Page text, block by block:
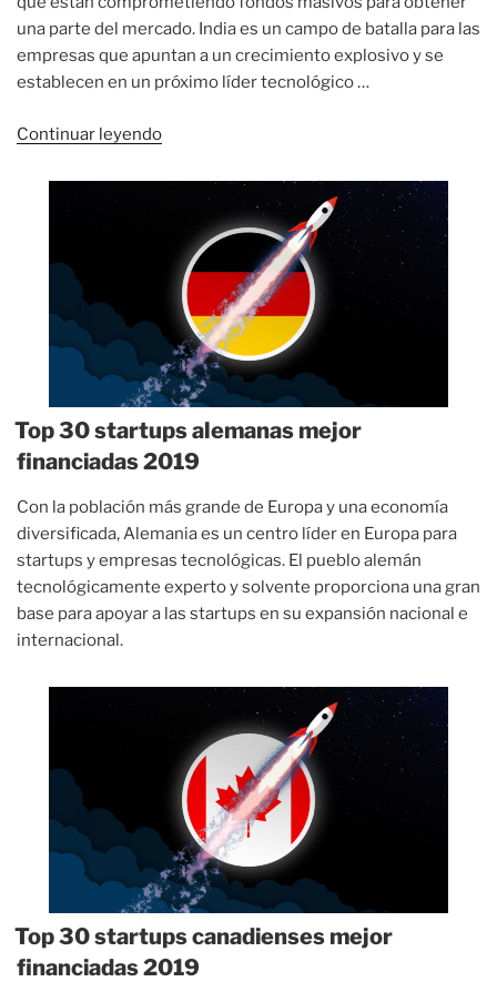
una parte del mercado. India es un campo de batalla para las
empresas que apuntan a un crecimiento explosivo y se
establecen en un próximo líder tecnológico …
Continuar leyendo«Top
startups
mejor
financiadas
2019»
Top 30 startups alemanas mejor
financiadas 2019
Con la población más grande de Europa y una economía
diversificada, Alemania es un centro líder en Europa para
startups y empresas tecnológicas. El pueblo alemán
tecnológicamente experto y solvente proporciona una gran
base para apoyar a las startups en su expansión nacional e
internacional.
Top 30 startups canadienses mejor
financiadas 2019